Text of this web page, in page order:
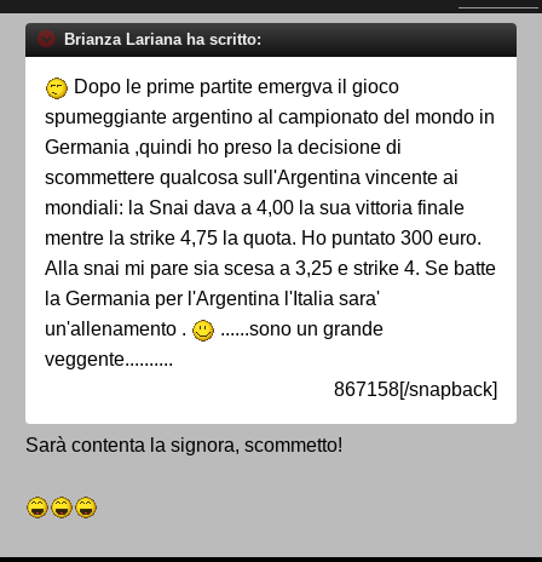
Brianza Lariana ha scritto:
Dopo le prime partite emergva il gioco
spumeggiante argentino al campionato del mondo in
Germania ,quindi ho preso la decisione di
scommettere qualcosa sull'Argentina vincente ai
mondiali: la Snai dava a 4,00 la sua vittoria finale
mentre la strike 4,75 la quota. Ho puntato 300 euro.
Alla snai mi pare sia scesa a 3,25 e strike 4. Se batte
la Germania per l'Argentina l'Italia sara'
un'allenamento .
......sono un grande
veggente..........
867158[/snapback]
Sarà contenta la signora, scommetto!